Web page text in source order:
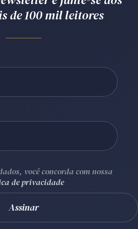
Receba por RSS
/PR CEP80240-000
de 100 mil leitores
você concorda com nossa
de privacidade